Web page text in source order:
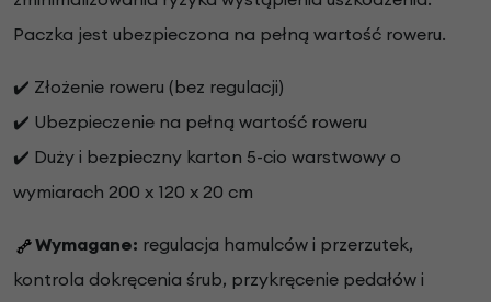
Paczka jest ubezpieczona na pełną wartość roweru.
✔️ Złożenie roweru (bez regulacji)
✔️ Ubezpieczenie na pełną wartość roweru
✔️ Duży i bezpieczny karton 5-cio warstwowy o
wymiarach 200 x 120 x 20 cm
Wymagane: regulacja hamulców i przerzutek,
kontrola dokręcenia śrub, przykręcenie pedałów i